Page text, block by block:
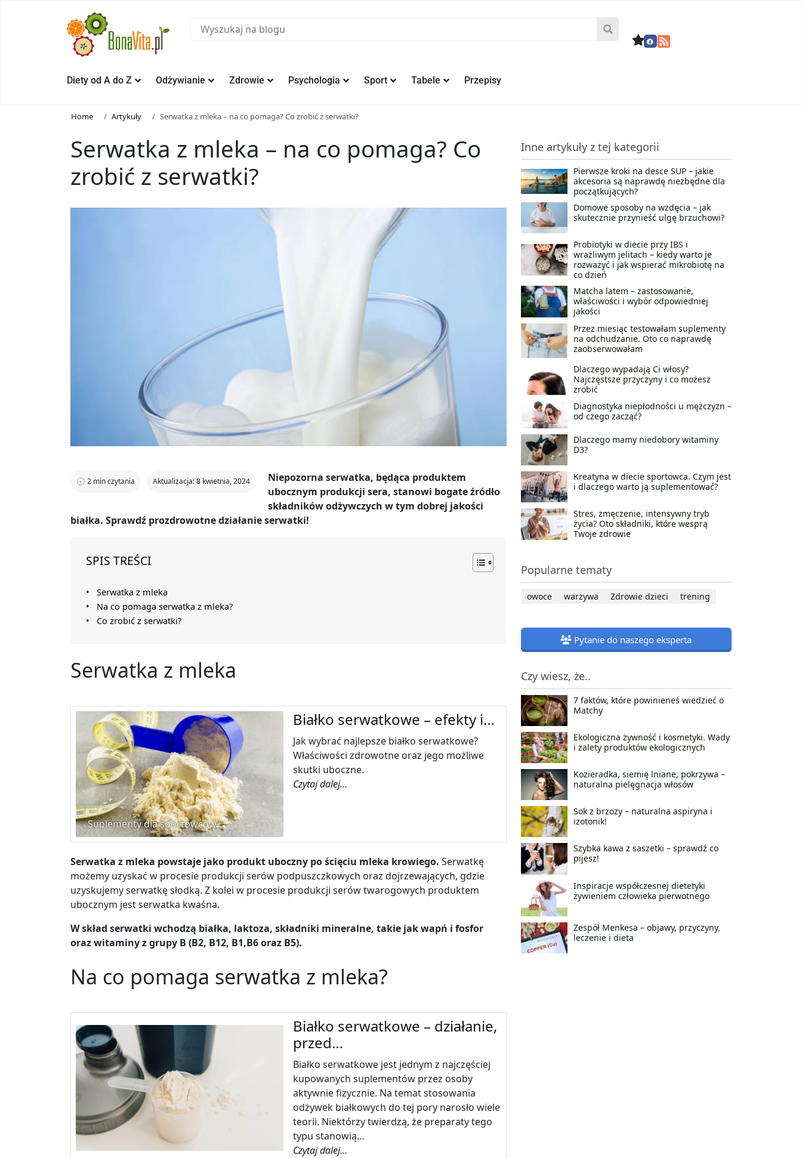
Diety od A do Z Odżywianie Zdrowie Psychologia Sport Tabele Przepisy
Home Artykuły Serwatka z mleka – na co pomaga? Co zrobić z serwatki?
Serwatka z mleka – na co pomaga? Co
zrobić z serwatki?
🕣 2 min czytania Aktualizacja: 8 kwietnia, 2024
Niepozorna serwatka, będąca produktem
ubocznym produkcji sera, stanowi bogate źródło
składników odżywczych w tym dobrej jakości
białka. Sprawdź prozdrowotne działanie serwatki!
SPIS TREŚCI
Serwatka z mleka
Na co pomaga serwatka z mleka?
Co zrobić z serwatki?
Serwatka z mleka
Suplementy dla sportowców
Białko serwatkowe – efekty i…
Jak wybrać najlepsze białko serwatkowe?
Właściwości zdrowotne oraz jego możliwe
skutki uboczne.
Czytaj dalej...
Serwatka z mleka powstaje jako produkt uboczny po ścięciu mleka krowiego. Serwatkę
możemy uzyskać w procesie produkcji serów podpuszczkowych oraz dojrzewających, gdzie
uzyskujemy serwatkę słodką. Z kolei w procesie produkcji serów twarogowych produktem
ubocznym jest serwatka kwaśna.
W skład serwatki wchodzą białka, laktoza, składniki mineralne, takie jak wapń i fosfor
oraz witaminy z grupy B (B2, B12, B1,B6 oraz B5).
Na co pomaga serwatka z mleka?
Białko serwatkowe – działanie,
przed…
Białko serwatkowe jest jednym z najczęściej
kupowanych suplementów przez osoby
aktywnie fizycznie. Na temat stosowania
odżywek białkowych do tej pory narosło wiele
teorii. Niektórzy twierdzą, że preparaty tego
typu stanowią…
Czytaj dalej...
Inne artykuły z tej kategorii
Pierwsze kroki na desce SUP – jakie
akcesoria są naprawdę niezbędne dla
początkujących?
Domowe sposoby na wzdęcia – jak
skutecznie przynieść ulgę brzuchowi?
Probiotyki w diecie przy IBS i
wrażliwym jelitach – kiedy warto je
rozważyć i jak wspierać mikrobiotę na
co dzień
Matcha latem – zastosowanie,
właściwości i wybór odpowiedniej
jakości
Przez miesiąc testowałam suplementy
na odchudzanie. Oto co naprawdę
zaobserwowałam
Dlaczego wypadają Ci włosy?
Najczęstsze przyczyny i co możesz
zrobić
Diagnostyka niepłodności u mężczyzn –
od czego zacząć?
Dlaczego mamy niedobory witaminy
D3?
Kreatyna w diecie sportowca. Czym jest
i dlaczego warto ją suplementować?
Stres, zmęczenie, intensywny tryb
życia? Oto składniki, które wesprą
Twoje zdrowie
Popularne tematy
owoce warzywa Zdrowie dzieci trening
Pytanie do naszego eksperta
Czy wiesz, że..
7 faktów, które powinieneś wiedzieć o
Matchy
Ekologiczna żywność i kosmetyki. Wady
i zalety produktów ekologicznych
Kozieradka, siemię lniane, pokrzywa –
naturalna pielęgnacja włosów
Sok z brzozy – naturalna aspiryna i
izotonik!
Szybka kawa z saszetki – sprawdź co
pijesz!
Inspiracje współczesnej dietetyki
żywieniem człowieka pierwotnego
Zespół Menkesa – objawy, przyczyny,
leczenie i dieta